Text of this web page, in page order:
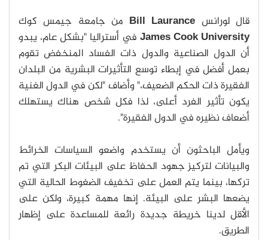
قال لورانس Bill Laurance من جامعة جيمس كوك
James Cook University في أستراليا "بشكل عام، يبدو
أن الدول الصناعية والدول ذات الفساد المنخفض تقوم
بعمل أفضل في إبطاء توسع التأثيرات البشرية من البلدان
الفقيرة ذات الحكم الضعيف،" وأضاف "لكن في الدول الغنية
يكون تأثير الفرد أعلى، لذا فكل شخص هناك يستهلك
أضعاف نظيره في الدول الفقيرة".
ويأمل الباحثون أن يستخدم واضعو السياسات الخرائط
والبيانات لتركيز جهود الحفاظ على البيئات البكر التي تم
تركها، بينما يتم العمل على تخفيف الضغوط الحالية التي
يضعها البشر على البيئة. إنها مهمة كبيرة، ولكن على
الأقل لدينا خريطة جديدة رائعة للمساعدة على إظهار
الطريق.